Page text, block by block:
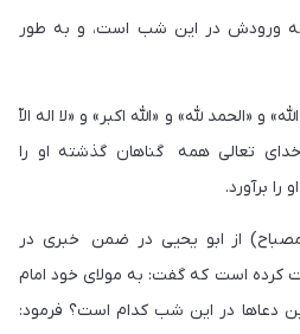
كه ورودش در اين شب است، و به طور
و «الحمد للّه» و «اللّه اكبر» و «لا اله الاّ
خداى تعالى همه گناهان گذشته او را
را برآورد.
از ابو يحيى در ضمن خبرى در
است كه گفت: به مولاى خود امام
دعاها در اين شب كدام است؟ فرمود: